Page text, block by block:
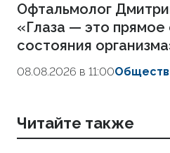
Офтальмолог
«Глаза — это
состояния
08.08.2026 в 11:00
Читайте также